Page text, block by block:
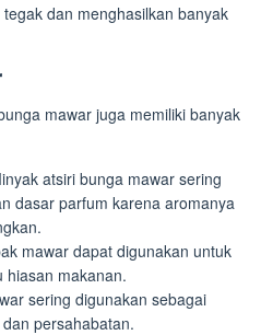
dan menghasilkan banyak
mawar juga memiliki banyak
atsiri bunga mawar sering
dasar parfum karena aromanya
mawar dapat digunakan untuk
hiasan makanan.
sering digunakan sebagai
persahabatan.